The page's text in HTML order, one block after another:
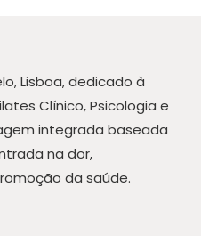
Lisboa, dedicado à
Clínico, Psicologia e
integrada baseada
na dor,
da saúde.